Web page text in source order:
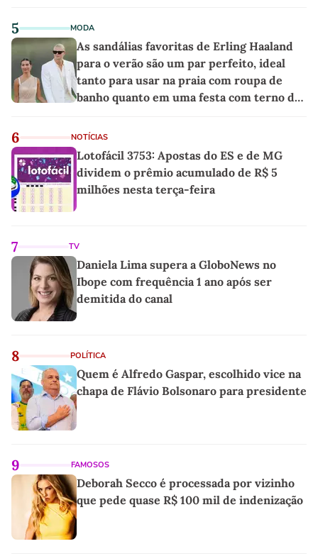
5 MODA
As sandálias favoritas de Erling Haaland
para o verão são um par perfeito, ideal
tanto para usar na praia com roupa de
banho quanto em uma festa com terno de
6 NOTÍCIAS
Lotofácil 3753: Apostas do ES e de MG
dividem o prêmio acumulado de R$ 5
milhões nesta terça-feira
7 TV
Daniela Lima supera a GloboNews no
Ibope com frequência 1 ano após ser
demitida do canal
8 POLÍTICA
Quem é Alfredo Gaspar, escolhido vice na
chapa de Flávio Bolsonaro para presidente
9 FAMOSOS
Deborah Secco é processada por vizinho
que pede quase R$ 100 mil de indenização